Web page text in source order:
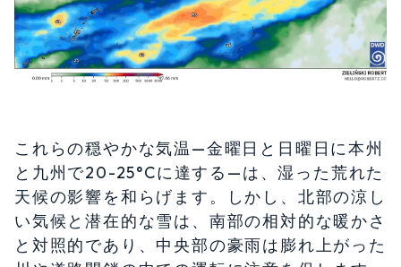
これらの穏やかな気温—金曜日と日曜日に本州
と九州で20-25°Cに達する—は、湿った荒れた
天候の影響を和らげます。しかし、北部の涼し
い気候と潜在的な雪は、南部の相対的な暖かさ
と対照的であり、中央部の豪雨は膨れ上がった